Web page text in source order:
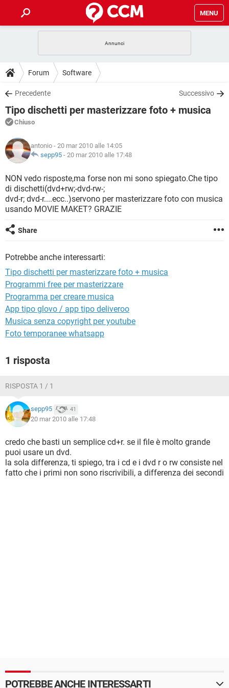
MENU
INTRATTENIMENTO
iOS
INSTAGRAM WHATSAPP
TIKTOK
HARDWARE
GUIDE
COVID-19
iOS
INSTAGRAM
TIKTOK FACEBOOK
DOWNLOAD
COVID-19 GAMING
INTRATTENIMENTO
iOS
INSTAGRAM
TIKTOK FACEBOOK
HARDWARE
FORUM
COVID-19
INTRATTENIMENTO ANDROID
INSTAGRAM
TIKTOK
HARDWARE
GLOSSARIO
COVID-19
INTRATTENIMENTO ANDROID
iOS WINDOWS 10
TIKTOK
Forum Software
Precedente Successivo
Tipo dischetti per masterizzare foto + musica
Chiuso
antonio - 20 mar 2010 alle 14:05
sepp95 - 20 mar 2010 alle 17:48
NON vedo risposte,ma forse non mi sono spiegato.Che tipo
di dischetti(dvd+rw;-dvd-rw-;
dvd-r; dvd-r....ecc..)servono per masterizzare foto con musica
usando MOVIE MAKET? GRAZIE
Share
Potrebbe anche interessarti:
Tipo dischetti per masterizzare foto + musica
Programmi free per masterizzare
Programma per creare musica
App tipo glovo / app tipo deliveroo
Musica senza copyright per youtube
Foto temporanee whatsapp
1 risposta
RISPOSTA 1 / 1
sepp95 41
20 mar 2010 alle 17:48
credo che basti un semplice cd+r. se il file è molto grande
puoi usare un dvd.
la sola differenza, ti spiego, tra i cd e i dvd r o rw consiste nel
fatto che i primi non sono riscrivibili, a differenza dei secondi
POTREBBE ANCHE INTERESSARTI